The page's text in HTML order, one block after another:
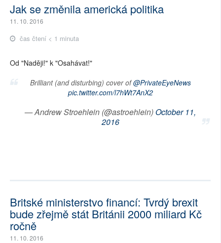
Jak se změnila americká politika
11. 10. 2016
čas čtení < 1 minuta
Od "Naději!" k "Osahávat!"
Brilliant (and disturbing) cover of@PrivateEyeNews
pic.twitter.com/l7hWt7AnX2
— Andrew Stroehlein (@astroehlein)October 11,
2016
Britské ministerstvo financí: Tvrdý brexit
bude zřejmě stát Británii 2000 miliard Kč
ročně
11. 10. 2016